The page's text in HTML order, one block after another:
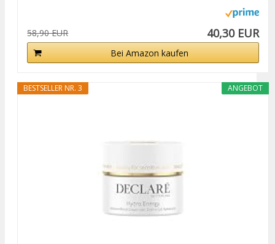
58,90 EUR 40,30 EUR
Bei Amazon kaufen
ANGEBOT
BESTSELLER NR. 3